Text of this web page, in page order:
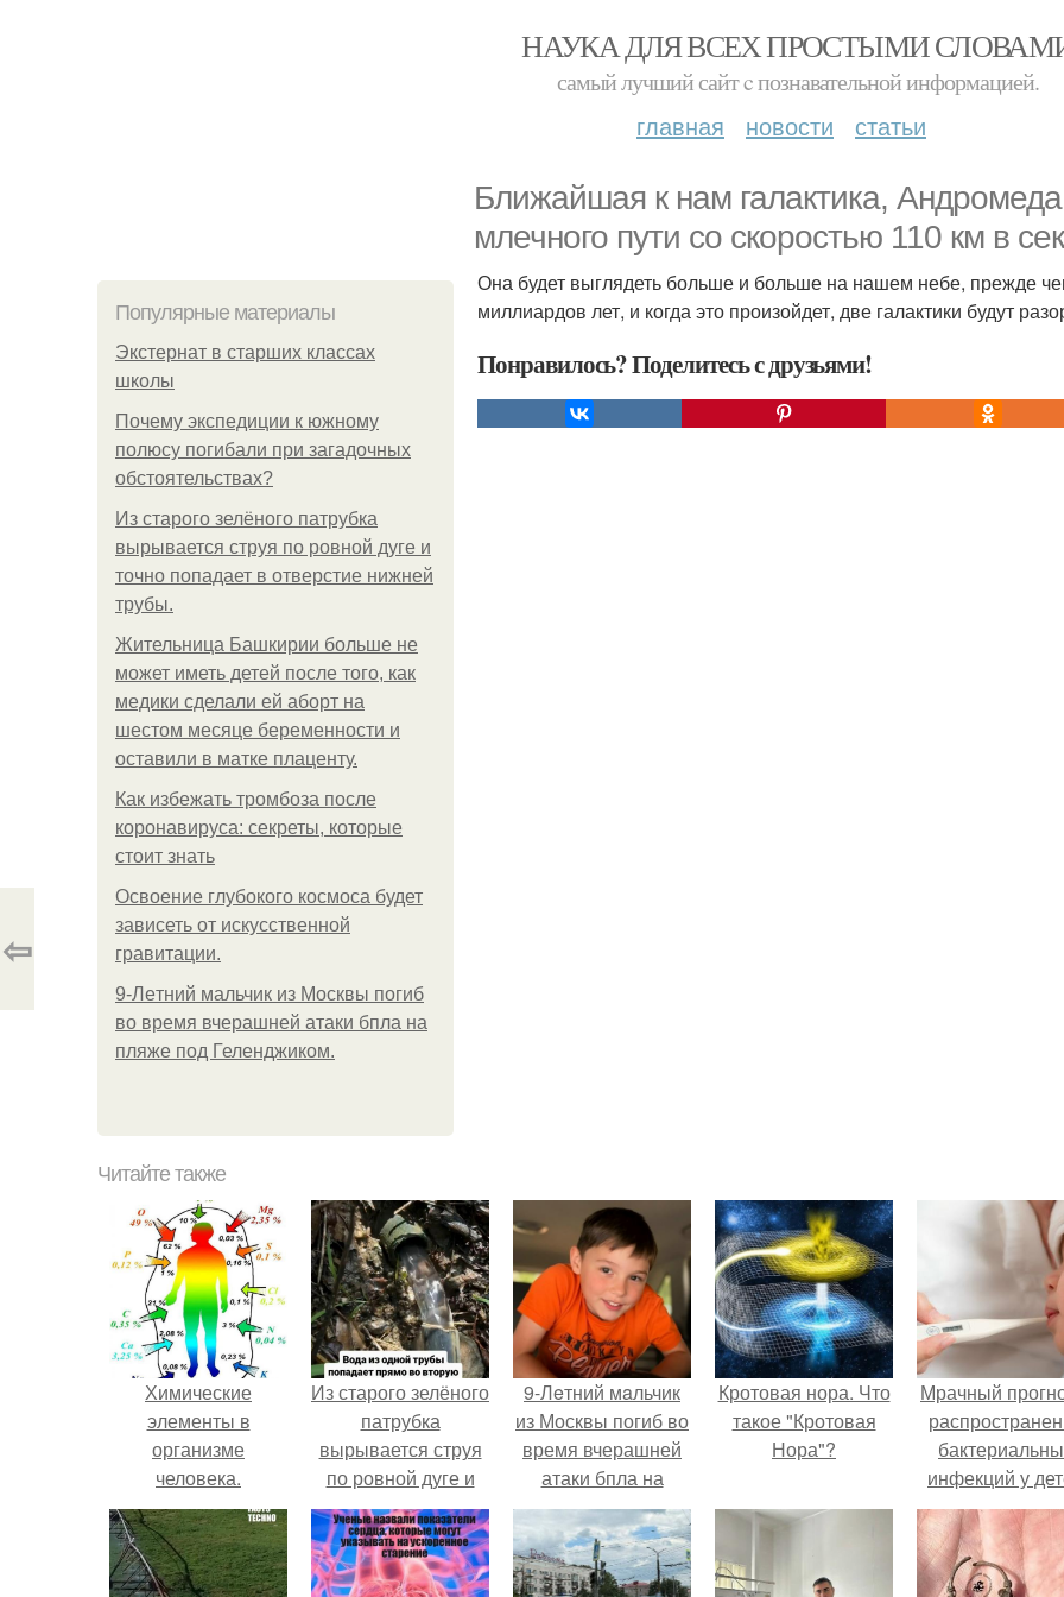
НАУКА ДЛЯ ВСЕХ ПРОСТЫМИ
самый лучший сайт c познавательной информацией.
главная новости статьи
Ближайшая к нам галактика,
млечного пути со скоростью 110 км в
Популярные материалы
Экстернат в старших классах
школы
Почему экспедиции к южному
полюсу погибали при загадочных
обстоятельствах?
Из старого зелёного патрубка
вырывается струя по ровной дуге и
точно попадает в отверстие нижней
трубы.
Жительница Башкирии больше не
может иметь детей после того, как
медики сделали ей аборт на
шестом месяце беременности и
оставили в матке плаценту.
Как избежать тромбоза после
коронавируса: секреты, которые
стоит знать
Освоение глубокого космоса будет
зависеть от искусственной
гравитации.
9-Лeтний мaльчик из Москвы погиб
во время вчерашней атаки бпла на
пляже под Геленджиком.
Она будет выглядеть больше и больше на нашем небе, прежде
миллиардов лет, и когда это произойдет, две галактики будут
Понравилось? Поделитесь с друзьями!
⇦
Читайте также
Химические
элементы в
организме
человека.
Из старого зелёного
патрубка
вырывается струя
по ровной дуге и
точно попадает в
отверстие нижней
трубы.
9-Лeтний мaльчик
из Москвы погиб во
время вчерашней
атаки бпла на
пляже под
Геленджиком.
Кротовая нора. Что
такое "Кротовая
Нора"?
Мрачный
инфекций у
вышел.